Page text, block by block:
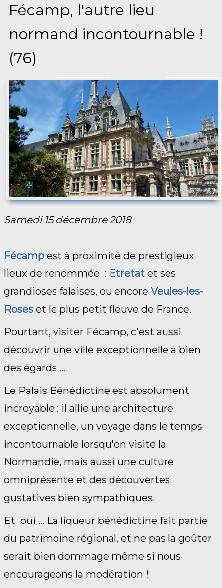
Fécamp, l'autre lieu
normand incontournable !
(76)
Samedi 15 décembre 2018
Fécamp est à proximité de prestigieux
lieux de renommée : Etretat et ses
grandioses falaises, ou encore Veules-les-
Roses et le plus petit fleuve de France.
Pourtant, visiter Fécamp, c'est aussi
découvrir une ville exceptionnelle à bien
des égards ...
Le Palais Bénédictine est absolument
incroyable : il allie une architecture
exceptionnelle, un voyage dans le temps
incontournable lorsqu'on visite la
Normandie, mais aussi une culture
omniprésente et des découvertes
gustatives bien sympathiques.
Et oui ... La liqueur bénédictine fait partie
du patrimoine régional, et ne pas la goûter
serait bien dommage même si nous
encourageons la modération !